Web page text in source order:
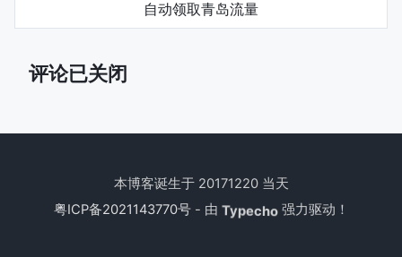
自动领取青岛流量
评论已关闭
本博客诞生于 20171220 当天
粤ICP备2021143770号- 由 Typecho强力驱动！